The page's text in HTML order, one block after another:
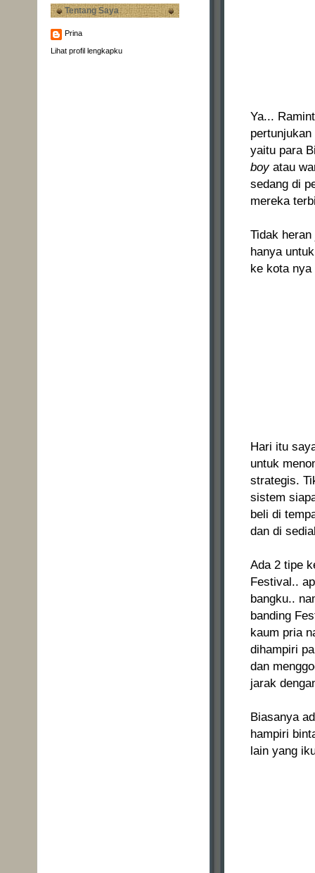
Tentang Saya
Prina
Lihat profil lengkapku
Ya...
yaitu para
boy atau
sedang di
mereka
Tidak
hanya
ke kota nya
Hari itu
untuk
strategis.
sistem
beli di
dan di
Ada 2 tipe
Festival..
bangku..
banding
kaum pria
dihampiri
dan
jarak
Biasanya
hampiri
lain yang